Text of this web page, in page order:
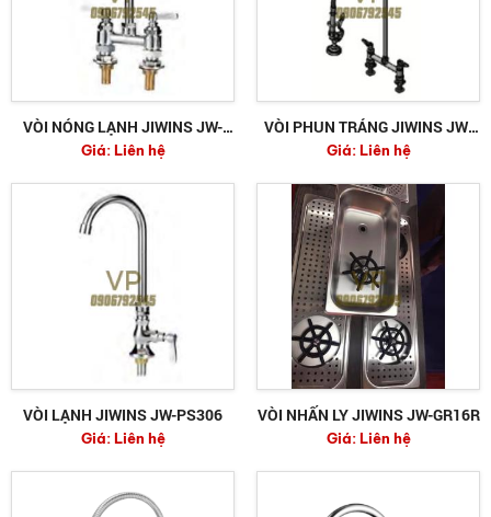
VÒI NÓNG LẠNH JIWINS JW-
PS325
Giá:Liên hệ
VÒI PHUN TRÁNG JIWINS JW-
PS12
Giá:Liên hệ
VÒI LẠNH JIWINS JW-PS306
Giá:Liên hệ
VÒI NHẤN LY JIWINS JW-GR16R
Giá:Liên hệ